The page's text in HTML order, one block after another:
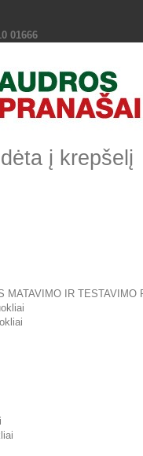
01666
į krepšelį
MATAVIMO IR TESTAVIMO